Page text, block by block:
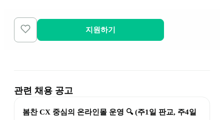
지원하기
관련 채용 공고
봄찬 CX 중심의 온라인몰 운영 🔍 (주1일 판교, 주4일